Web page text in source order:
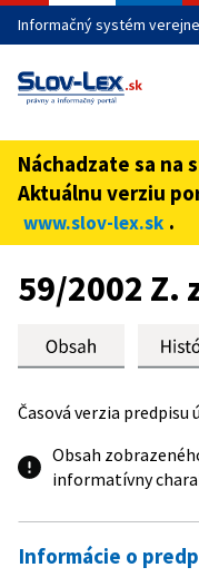
Informačný systém
Táto stránka je
cez zabezpečenú
Zabezpečená stránka
domény webového
Náchadzate sa na
Aktuálnu verziu
www.slov-lex.sk .
Preskoč na obsah
59/2002 Z.
Časová verzia predpisu
Obsah
informatívny
Informácie o